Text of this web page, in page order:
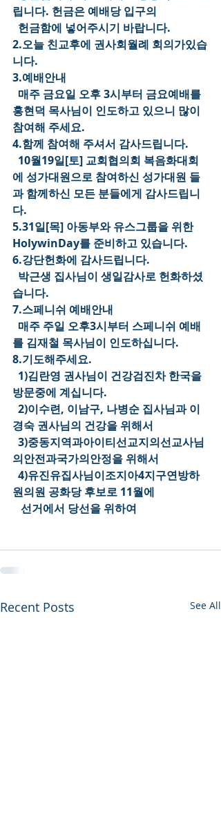
립니다. 헌금은 예배당 입구의
헌금함에 넣어주시기 바랍니다.
2.오늘 친교후에 권사회월례 회의가있습
니다.
3.예배안내
매주 금요일 오후 3시부터 금요예배를
홍현덕 목사님이 인도하고 있으니 많이
참여해 주세요.
4.함께 참여해 주셔서 감사드립니다.
10월19일[토] 교회협의회 복음화대회
에 성가대원으로 참여하신 성가대원 들
과 함께하신 모든 분들에게 감사드립니
다.
5.31일[목] 아동부와 유스그룹을 위한
HolywinDay를 준비하고 있습니다.
6.강단헌화에 감사드립니다.
박근생 집사님이 생일감사로 헌화하셨
습니다.
7.스페니쉬 예배안내
매주 주일 오후3시부터 스페니쉬 예배
를 김재철 목사님이 인도하십니다.
8.기도해주세요.
1)김란영 권사님이 건강검진차 한국을
방문중에 계십니다.
2)이수련, 이남구, 나병순 집사님과 이
경숙 권사님의 건강을 위해서
3)중동지역과아이티선교지의선교사님
의안전과국가의안정을 위해서
4)유진유집사님이조지아4지구연방하
원의원 공화당 후보로 11월에
선거에서 당선을 위하여
Recent Posts See All